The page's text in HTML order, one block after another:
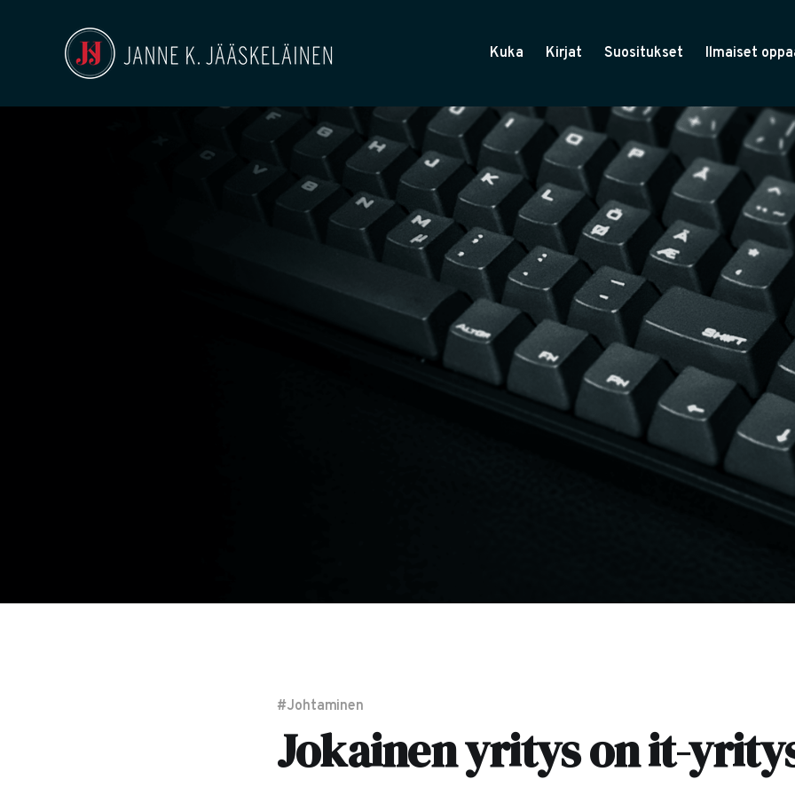
Kuka Kirjat Suositukset Ilmaiset
#Johtaminen
Jokainen yritys on it-